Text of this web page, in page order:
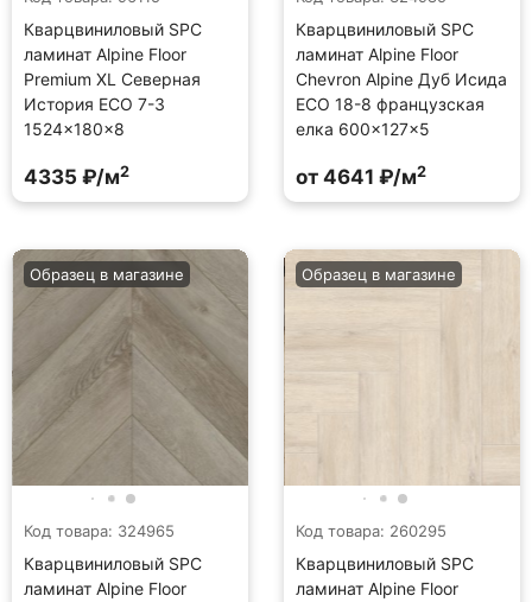
Кварцвиниловый SPC
ламинат Alpine Floor
Premium XL Северная
История ECO 7-3
1524×180×8
4335 ₽/м2
Кварцвиниловый SPC
ламинат Alpine Floor
Chevron Alpine Дуб Исида
ECO 18-8 французская
елка 600×127×5
от 4641 ₽/м2
Код товара: 324965
Кварцвиниловый SPC
ламинат Alpine Floor
Образец в магазине
Код товара: 260295
Кварцвиниловый SPC
ламинат Alpine Floor
Образец в магазине